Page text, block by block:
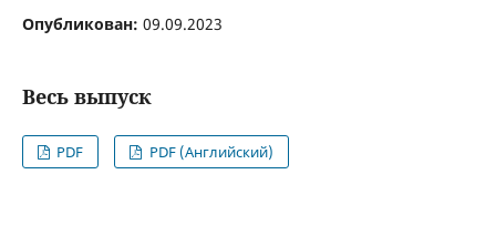
Опубликован: 09.09.2023
Весь выпуск
PDF PDF (Английский)